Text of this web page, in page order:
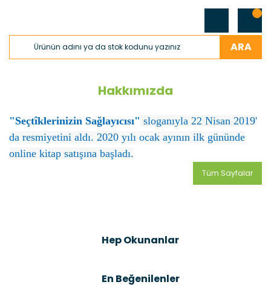
ARA
Hakkımızda
"Seçtîklerinizin Sağlayıcısı" sloganıyla 22 Nisan 2019'
da resmiyetini aldı. 2020 yılı ocak ayının ilk gününde
online kitap satışına başladı.
Tüm Sayfalar
Hep Okunanlar
En Beğenilenler